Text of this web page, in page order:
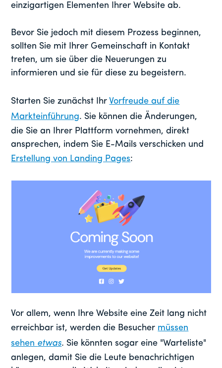
einzigartigen Elementen Ihrer Website ab.
Bevor Sie jedoch mit diesem Prozess beginnen,
sollten Sie mit Ihrer Gemeinschaft in Kontakt
treten, um sie über die Neuerungen zu
informieren und sie für diese zu begeistern.
Starten Sie zunächst Ihr Vorfreude auf die
Markteinführung. Sie können die Änderungen,
die Sie an Ihrer Plattform vornehmen, direkt
ansprechen, indem Sie E-Mails verschicken und
Erstellung von Landing Pages:
Vor allem, wenn Ihre Website eine Zeit lang nicht
erreichbar ist, werden die Besucher müssen
sehen etwas. Sie könnten sogar eine "Warteliste"
anlegen, damit Sie die Leute benachrichtigen